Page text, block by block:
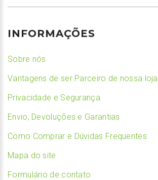
INFORMAÇÕES
Sobre nós
Vantagens de ser Parceiro de nossa loja
Privacidade e Segurança
Envio, Devoluções e Garantias
Como Comprar e Dúvidas Frequentes
Mapa do site
Formulário de contato